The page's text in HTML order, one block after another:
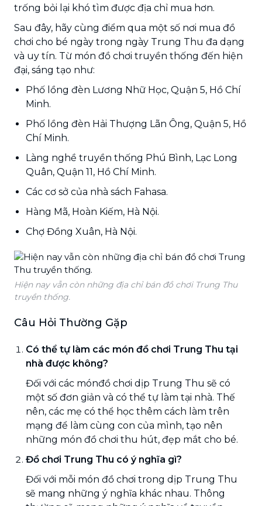
trống bỏi lại khó tìm được địa chỉ mua hơn.
Sau đây, hãy cùng điểm qua một số nơi mua đồ
chơi cho bé ngày trong ngày Trung Thu đa dạng
và uy tín. Từ món đồ chơi truyền thống đến hiện
đại, sáng tạo như:
Phố lồng đèn Lương Nhữ Học, Quận 5, Hồ Chí
Minh.
Phố lồng đèn Hải Thượng Lãn Ông, Quận 5, Hồ
Chí Minh.
Làng nghề truyền thống Phú Bình, Lạc Long
Quân, Quận 11, Hồ Chí Minh.
Các cơ sở của nhà sách Fahasa.
Hàng Mã, Hoàn Kiếm, Hà Nội.
Chợ Đồng Xuân, Hà Nội.
Hiện nay vẫn còn những địa chỉ bán đồ chơi Trung Thu
truyền thống.
Câu Hỏi Thường Gặp
Có thể tự làm các món đồ chơi Trung Thu tại
nhà được không?
Đối với các mónđồ chơi dịp Trung Thu sẽ có
một số đơn giản và có thể tự làm tại nhà. Thế
nên, các mẹ có thể học thêm cách làm trên
mạng để làm cùng con của mình, tạo nên
những món đồ chơi thu hút, đẹp mắt cho bé.
Đồ chơi Trung Thu có ý nghĩa gì?
Đối với mỗi món đồ chơi trong dịp Trung Thu
sẽ mang những ý nghĩa khác nhau. Thông